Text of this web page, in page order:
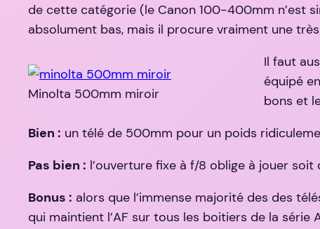
de cette catégorie (le Canon 100-400mm n’est
absolument bas, mais il procure vraiment une
Minolta 500mm miroir
Il faut
équipé
bons et
Bien : un télé de 500mm pour un poids
Pas bien : l’ouverture fixe à f/8 oblige à jouer
Bonus : alors que l’immense majorité des des
qui maintient l’AF sur tous les boitiers de la série